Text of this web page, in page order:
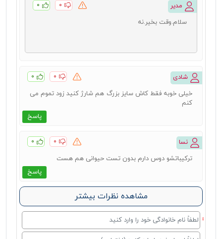
مدیر ۰ ۰
سلام.وقت بخیر.نه
شادی ۰ ۰
پاسخ
خیلی خوبه فقط کاش سایز بزرگ هم شارژ کنید زود تموم می
کنم
نسا ۰ ۰
پاسخ
ترکیباتشو دوس دارم بدون تست حیوانی هم هست
مشاهده نظرات بیشتر